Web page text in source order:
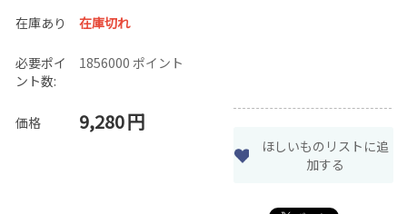
在庫あり 在庫切れ
必要ポイ
ント数:
1856000 ポイント
価格 9,280円
ほしいものリストに追
加する